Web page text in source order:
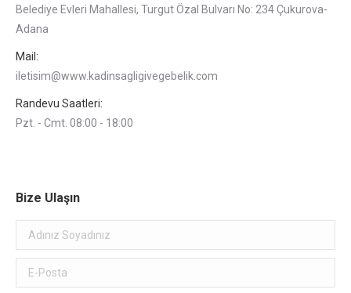
Belediye Evleri Mahallesi, Turgut Özal Bulvarı No: 234 Çukurova-
Adana
Mail:
iletisim@www.kadinsagligivegebelik.com
Randevu Saatleri:
Pzt. - Cmt. 08:00 - 18:00
Bize Ulaşın